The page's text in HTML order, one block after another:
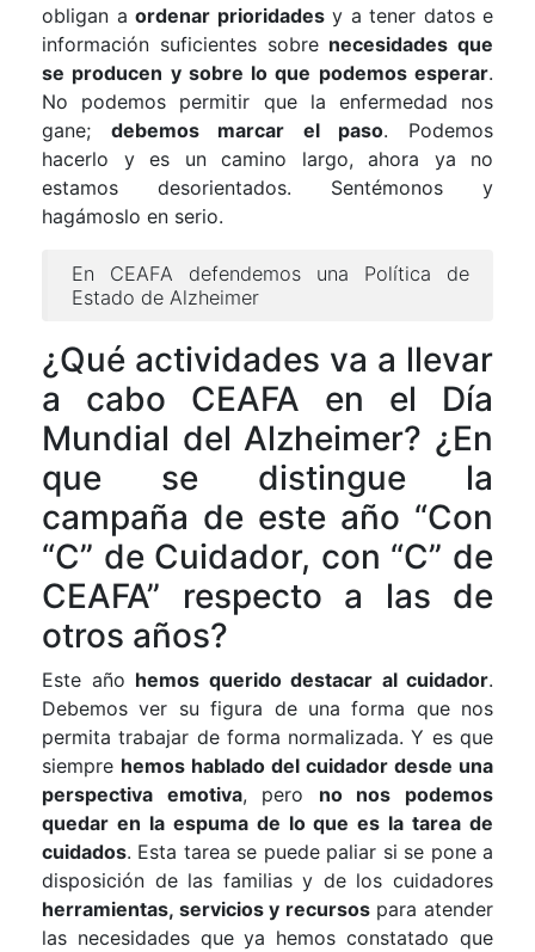
obligan a ordenar prioridadesy a tener datos e
información suficientes sobre necesidades que
se producen y sobre lo que podemos esperar.
No podemos permitir que la enfermedad nos
gane; debemos marcar el paso. Podemos
hacerlo y es un camino largo, ahora ya no
estamos desorientados. Sentémonos y
hagámoslo en serio.
En CEAFA defendemos una Política de
Estado de Alzheimer
¿Qué actividades va a llevar
a cabo CEAFA en el Día
Mundial del Alzheimer? ¿En
que se distingue la
campaña de este año “Con
“C” de Cuidador, con “C” de
CEAFA” respecto a las de
otros años?
Este año hemos querido destacar al cuidador.
Debemos ver su figura de una forma que nos
permita trabajar de forma normalizada. Y es que
siempre hemos hablado del cuidador desde una
perspectiva emotiva, pero no nos podemos
quedar en la espuma de lo que es la tarea de
cuidados. Esta tarea se puede paliar si se pone a
disposición de las familias y de los cuidadores
herramientas, servicios y recursospara atender
las necesidades que ya hemos constatado que